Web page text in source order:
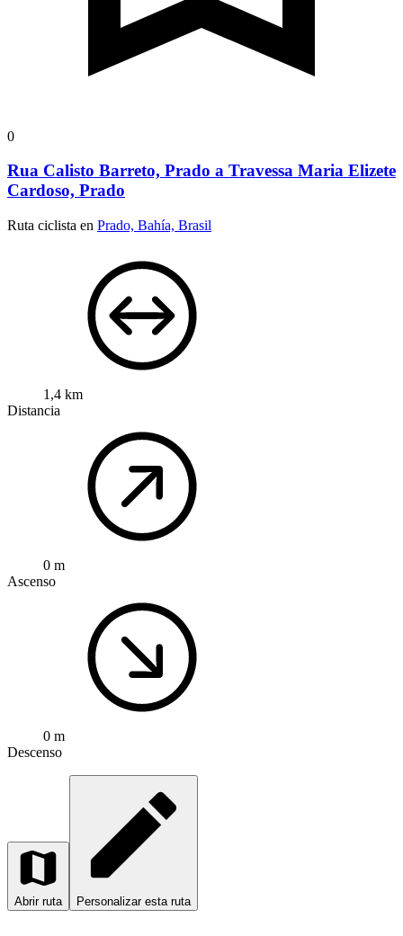
0
Rua Calisto Barreto, Prado a Travessa Maria Elizete
Cardoso, Prado
Ruta ciclista en Prado, Bahía, Brasil
1,4 km
Distancia
0 m
Ascenso
0 m
Descenso
Abrir ruta Personalizar esta ruta